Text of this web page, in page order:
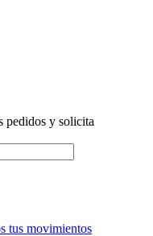
pedidos y solicita
tus movimientos